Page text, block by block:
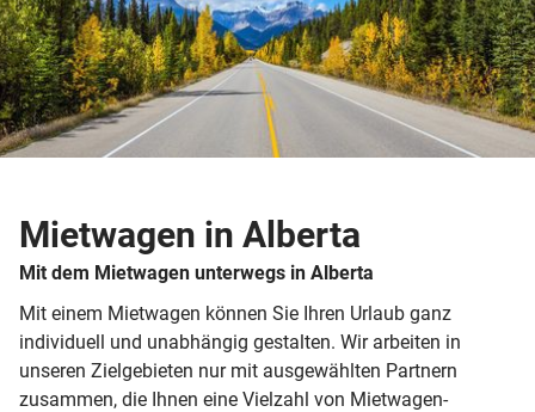
Inspiration
Service
Mietwagen in Alberta
Mit dem Mietwagen unterwegs in Alberta
Mit einem Mietwagen können Sie Ihren Urlaub ganz
individuell und unabhängig gestalten. Wir arbeiten in
unseren Zielgebieten nur mit ausgewählten Partnern
zusammen, die Ihnen eine Vielzahl von Mietwagen-